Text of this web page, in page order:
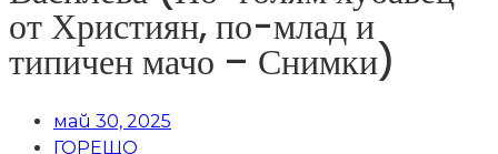
от Християн, по-млад и
типичен мачо – Снимки)
май 30, 2025
ГОРЕЩО